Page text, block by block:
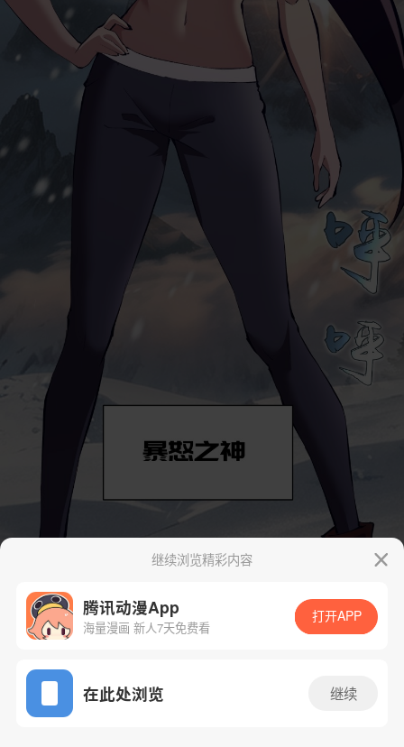
App免费看
继续浏览精彩内容
腾讯动漫App
海量漫画 新人7天免费看
打开APP
在此处浏览 继续